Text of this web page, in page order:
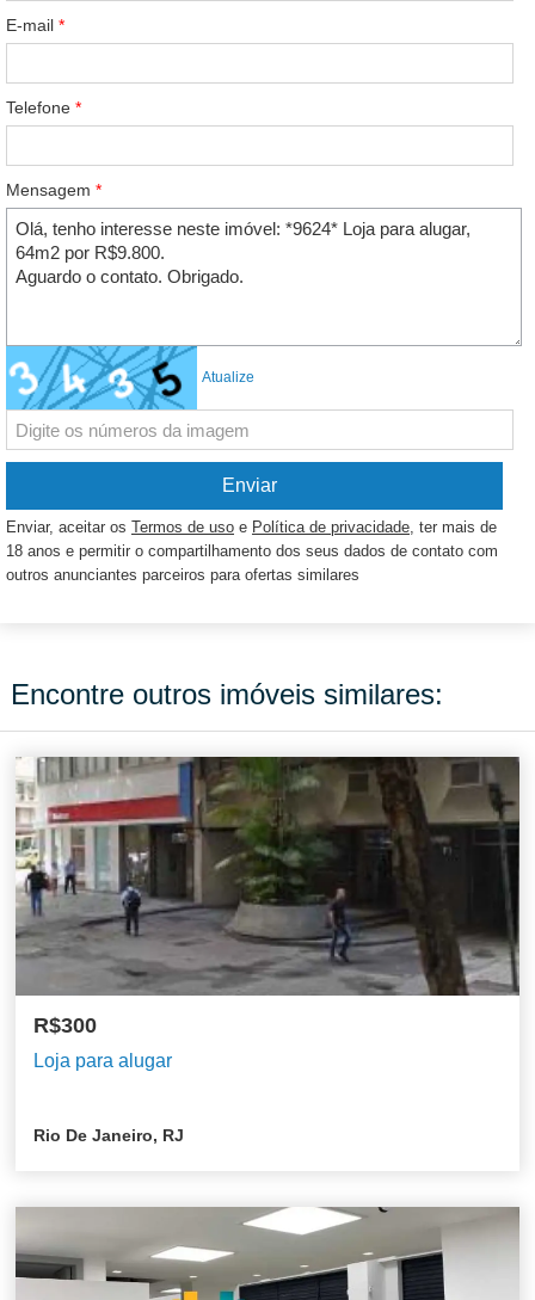
E-mail *
Telefone *
Mensagem *
Atualize
Enviar, aceitar os Termos de uso e Política de privacidade, ter mais de
18 anos e permitir o compartilhamento dos seus dados de contato com
outros anunciantes parceiros para ofertas similares
Encontre outros imóveis similares:
R$300
Loja para alugar
Rio De Janeiro, RJ